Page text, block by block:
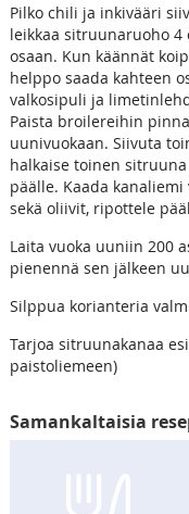
Pilko chili ja inkivääri
leikkaa sitruunaruoho 4
osaan. Kun käännät
helppo saada kahteen
valkosipuli ja
Paista broilereihin
uunivuokaan. Siivuta
halkaise toinen
päälle. Kaada
sekä oliivit, ripottele
Laita vuoka uuniin 200
pienennä sen jälkeen
Silppua korianteria
Tarjoa sitruunakanaa
paistoliemeen)
Samankaltaisia